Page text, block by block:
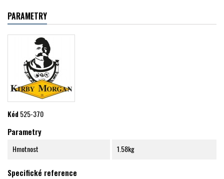
PARAMETRY
Kód525-370
Parametry
Hmotnost 1.58kg
Specifické reference